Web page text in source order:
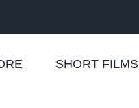
SHORT FILMS